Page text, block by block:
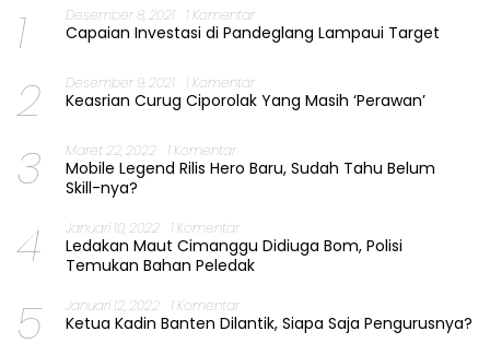
1 Desember 8, 2021 1 Komentar
Capaian Investasi di Pandeglang Lampaui Target
2 Desember 9, 2021 1 Komentar
Keasrian Curug Ciporolak Yang Masih ‘Perawan’
3 Maret 22, 2022 1 Komentar
Mobile Legend Rilis Hero Baru, Sudah Tahu Belum
Skill-nya?
4 Januari 10, 2022 1 Komentar
Ledakan Maut Cimanggu Didiuga Bom, Polisi
Temukan Bahan Peledak
5 Januari 12, 2022 1 Komentar
Ketua Kadin Banten Dilantik, Siapa Saja Pengurusnya?